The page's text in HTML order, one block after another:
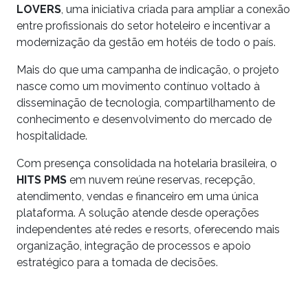
LOVERS , uma iniciativa criada para ampliar a conexão
entre profissionais do setor hoteleiro e incentivar a
modernização da gestão em hotéis de todo o país.
Mais do que uma campanha de indicação, o projeto
nasce como um movimento contínuo voltado à
disseminação de tecnologia, compartilhamento de
conhecimento e desenvolvimento do mercado de
hospitalidade.
Com presença consolidada na hotelaria brasileira, o
HITS PMS em nuvem reúne reservas, recepção,
atendimento, vendas e financeiro em uma única
plataforma. A solução atende desde operações
independentes até redes e resorts, oferecendo mais
organização, integração de processos e apoio
estratégico para a tomada de decisões.